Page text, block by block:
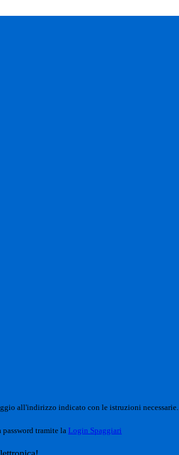
all'indirizzo indicato con le istruzioni necessarie.
tramite la Login Spaggiari